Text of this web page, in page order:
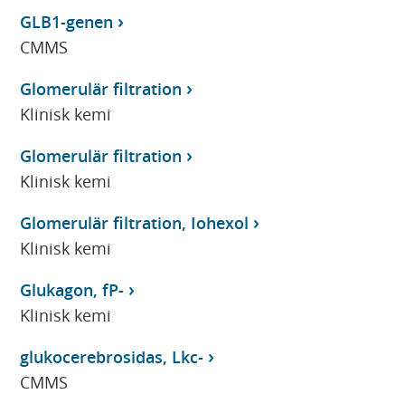
GLB1-genen
CMMS
Glomerulär filtration
Klinisk kemi
Glomerulär filtration
Klinisk kemi
Glomerulär filtration, Iohexol
Klinisk kemi
Glukagon, fP-
Klinisk kemi
glukocerebrosidas, Lkc-
CMMS